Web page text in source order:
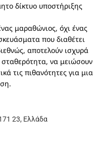
δίκτυο υποστήριξης
μαραθώνιος, όχι ένας
που διαθέτει
αποτελούν ισχυρά
να μειώσουν
τις πιθανότητες για μια
23, Ελλάδα